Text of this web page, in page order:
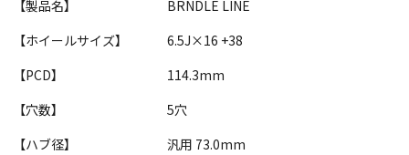
【製品名】
BRNDLE LINE
【ホイールサイズ】
6.5J×16 +38
【PCD】
114.3mm
【穴数】
5穴
【ハブ径】
汎用 73.0mm